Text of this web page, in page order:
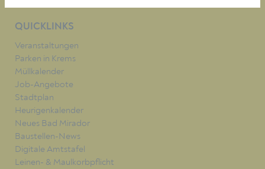
QUICKLINKS
Veranstaltungen
Parken in Krems
Müllkalender
Job-Angebote
Stadtplan
Heurigenkalender
Neues Bad Mirador
Baustellen-News
Digitale Amtstafel
Leinen- & Maulkorbpflicht